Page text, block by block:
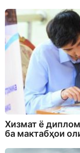
Хизмат ё
ба мактабҳои